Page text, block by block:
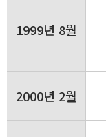
1999년 8월
2000년 2월